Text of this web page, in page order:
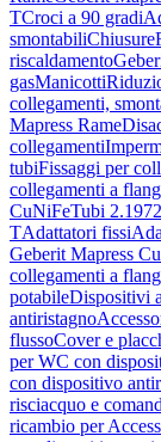
TCroci a 90 gradi
smontabiliChiusure
riscaldamento
gasManicotti
collegamenti,
Mapress Rame
collegamenti
tubiFissaggi per
collegamenti a
CuNiFeTubi 2.1972
TAdattatori fissi
Geberit Mapress
collegamenti a
potabileDispositivi
antiristagno
flussoCover e
per WC con
con dispositivo
risciacquo e
ricambio per